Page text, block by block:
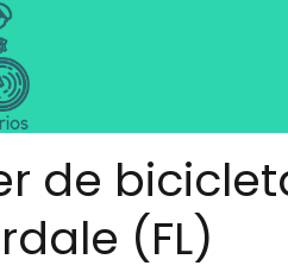
de
(FL)